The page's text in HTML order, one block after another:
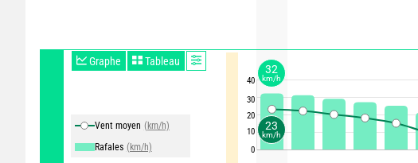
Graphe Tableau
Vent moyen (km/h)
Rafales (km/h)
40
30
20
10
0
23
km/h
32
km/h